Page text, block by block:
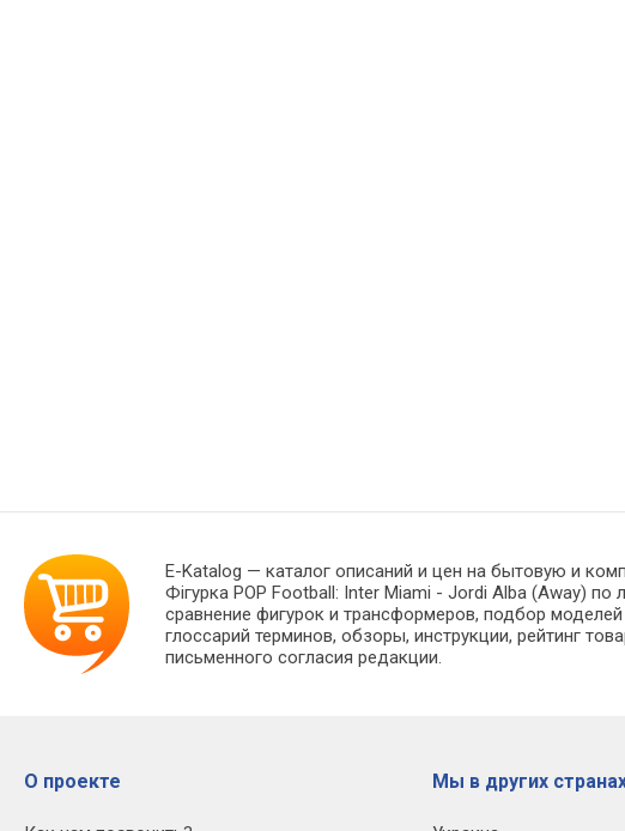
E-Katalog — каталог описаний и цен на бытовую и
Фігурка POP Football: Inter Miami - Jordi Alba (Away)
сравнение фигурок и трансформеров, подбор
глоссарий терминов, обзоры, инструкции, рейтинг
письменного согласия редакции.
О проекте Мы в других